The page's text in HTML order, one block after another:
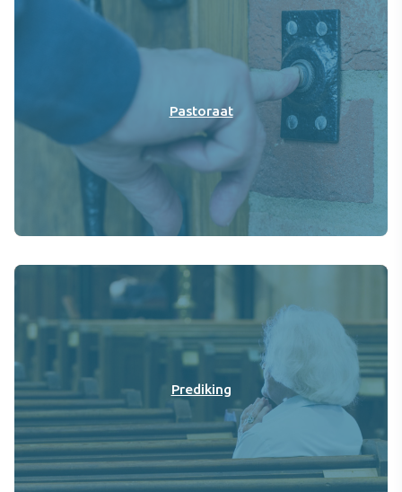
Pastoraat
Prediking